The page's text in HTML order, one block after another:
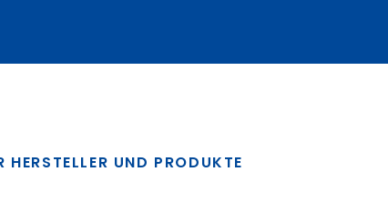
HERSTELLER UND PRODUKTE